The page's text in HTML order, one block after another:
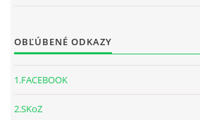
OBĽÚBENÉ ODKAZY
1.FACEBOOK
2.SKoZ